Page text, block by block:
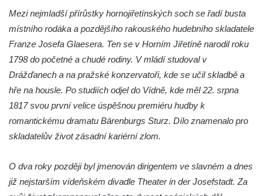
náměstí v Českých Budějovicích
Socha Tornádo v parku na Senovážném
Pomník Vojtěcha Adalberta Lanny v parku
Na Sadech v Českých Budějovicích
Pomník Přemysla Otakara II. v parku Na
Socha Mateřství v parku Na Sadech v
Českých Budějovicích
Mezi nejmladší přírůstky hornojiřetínských soch se řadí busta
místního rodáka a pozdějšího rakouského hudebního skladatele
Franze Josefa Glaesera. Ten se v Horním Jiřetíně narodil roku
1798 do početné a chudé rodiny. V mládí studoval v
Drážďanech a na pražské konzervatoři, kde se učil skladbě a
hře na housle. Po studiích odjel do Vídně, kde měl 22. srpna
1817 svou první velice úspěšnou premiéru hudby k
romantickému dramatu Bärenburgs Sturz. Dílo znamenalo pro
skladatelův život zásadní kariérní zlom.
O dva roky později byl jmenován dirigentem ve slavném a dnes
již nejstarším vídeňském divadle Theater in der Josefstadt. Za